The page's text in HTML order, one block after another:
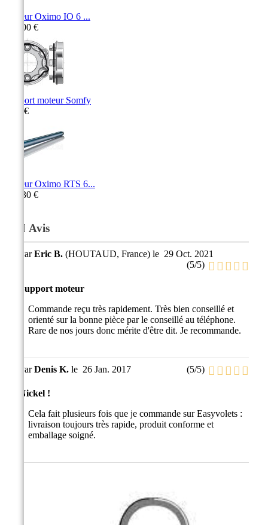
Moteur Oximo IO 6 ...
207,00 €
Support moteur Somfy
9,90 €
Moteur Oximo RTS 6...
220,30 €
Avis
ParEric B. (HOUTAUD, France) le 29 Oct. 2021
(5/5)
Support moteur
Commande reçu très rapidement. Très bien conseillé et
orienté sur la bonne pièce par le conseillé au téléphone.
Rare de nos jours donc mérite d'être dit. Je recommande.
ParDenis K. le 26 Jan. 2017 (5/5)
Nickel !
Cela fait plusieurs fois que je commande sur Easyvolets :
livraison toujours très rapide, produit conforme et
emballage soigné.